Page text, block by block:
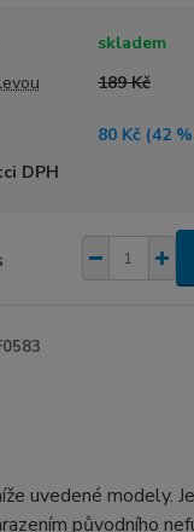
skladem
189 Kč
80 Kč (42%
DPH
uvedené modely.
původního